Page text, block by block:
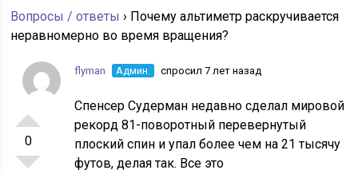
Вопросы / ответы › Почему альтиметр раскручивается
неравномерно во время вращения?
0
flyman Админ. спросил 7 лет назад
Спенсер Судерман недавно сделал мировой
рекорд 81-поворотный перевернутый
плоский спин и упал более чем на 21 тысячу
футов, делая так. Все это